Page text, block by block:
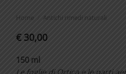
Home Antichi rimedi naturali
€30,00
150 ml